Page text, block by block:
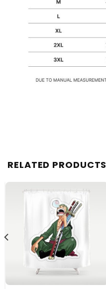
RELATED PRODUCTS